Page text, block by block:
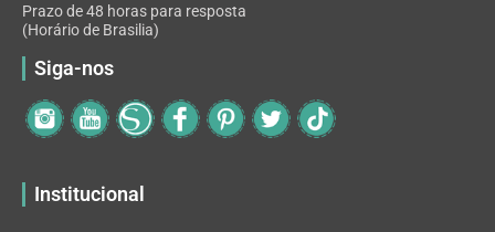
Prazo de 48 horas para resposta
(Horário de Brasilia)
Siga-nos
Institucional